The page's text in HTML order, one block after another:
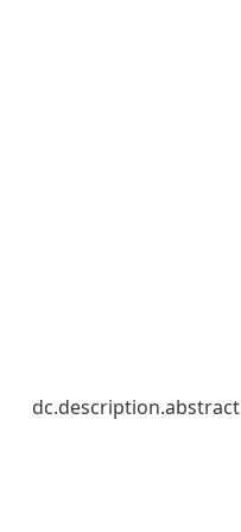
dc.description.abstract